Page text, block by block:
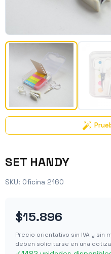
SET HANDY
SKU: Oficina 2160
$15.896
Precio orientativo sin IVA y sin
deben solicitarse en una